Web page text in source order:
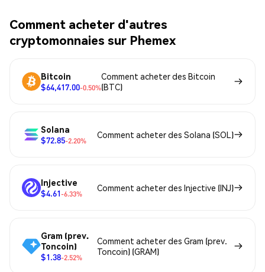
Comment acheter d'autres
cryptomonnaies sur Phemex
Bitcoin
$64,417.00-0.50%
Comment acheter des Bitcoin
(BTC)
Solana
$72.85-2.20%
Comment acheter des Solana (SOL)
Injective
$4.61-6.33%
Comment acheter des Injective (INJ)
Gram (prev.
Toncoin)
$1.38-2.52%
Comment acheter des Gram (prev.
Toncoin) (GRAM)